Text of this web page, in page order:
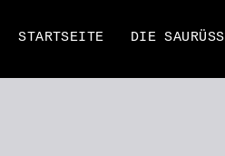
STARTSEITE DIE